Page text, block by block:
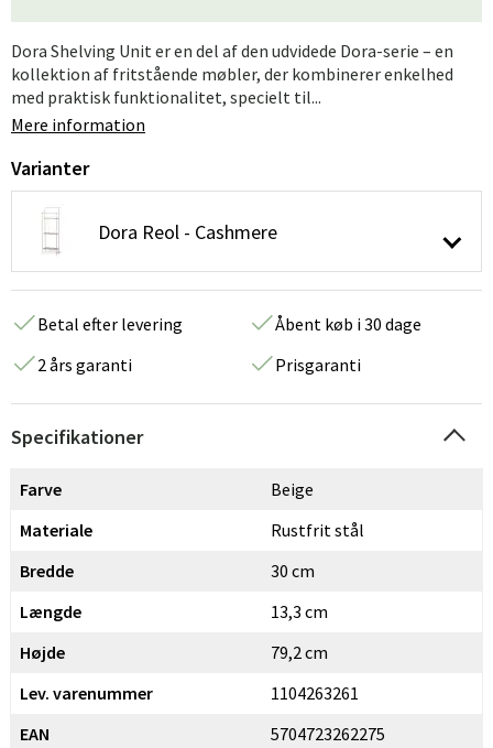
Dora Shelving Unit er en del af den udvidede Dora-serie – en
kollektion af fritstående møbler, der kombinerer enkelhed
med praktisk funktionalitet, specielt til...
Mere information
Varianter
Dora Reol - Cashmere
Betal efter levering
Åbent køb i 30 dage
2 års garanti
Prisgaranti
Specifikationer
Farve
Beige
Materiale
Rustfrit stål
Bredde
30 cm
Længde
13,3 cm
Højde
79,2 cm
Lev. varenummer
1104263261
EAN
5704723262275